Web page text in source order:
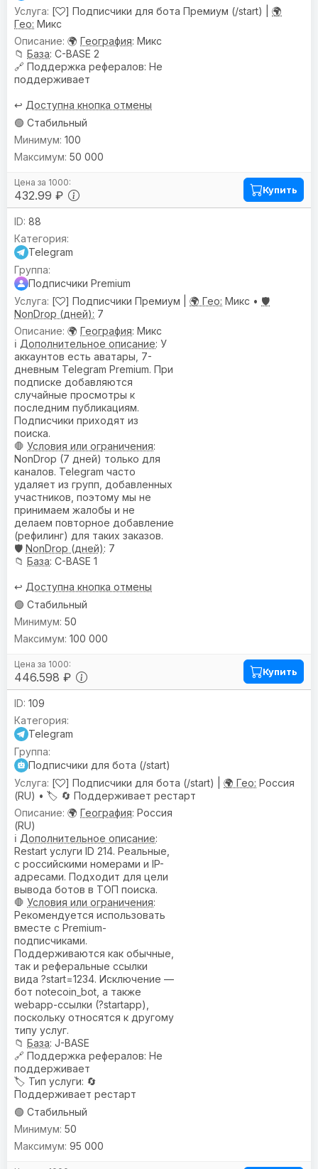
[
] Подписчики для бота Премиум (/start) | 🌍
Гео: Микс
🌍 География: Микс
📁 База: C-BASE 2
🔗 Поддержка рефералов: Не
поддерживает
↩️ Доступна кнопка отмены
🟢 Стабильный
432.99 ₽
100
50 000
Купить
88
Telegram
Подписчики Premium
[
] Подписчики Премиум | 🌍 Гео: Микс • 🛡️
NonDrop (дней): 7
🌍 География: Микс
ℹ️ Дополнительное описание: У
аккаунтов есть аватары, 7-
дневным Telegram Premium. При
подписке добавляются
случайные просмотры к
последним публикациям.
Подписчики приходят из
поиска.
🛑 Условия или ограничения:
NonDrop (7 дней) только для
каналов. Telegram часто
удаляет из групп, добавленных
участников, поэтому мы не
принимаем жалобы и не
делаем повторное добавление
(рефилинг) для таких заказов.
🛡️ NonDrop (дней): 7
📁 База: C-BASE 1
↩️ Доступна кнопка отмены
🟢 Стабильный
446.598 ₽
50
100 000
Купить
109
Telegram
Подписчики для бота (/start)
[
] Подписчики для бота (/start) | 🌍 Гео: Россия
(RU) • 🏷️ 🔄 Поддерживает рестарт
🌍 География: Россия
(RU)
ℹ️ Дополнительное описание:
Restart услуги ID 214. Реальные,
с российскими номерами и IP-
адресами. Подходит для цели
вывода ботов в ТОП поиска.
🛑 Условия или ограничения:
Рекомендуется использовать
вместе с Premium-
подписчиками.
Поддерживаются как обычные,
так и реферальные ссылки
вида ?start=1234. Исключение —
бот notecoin_bot, а также
webapp-ссылки (?startapp),
поскольку относятся к другому
типу услуг.
📁 База: J-BASE
🔗 Поддержка рефералов: Не
поддерживает
🏷️ Тип услуги: 🔄
Поддерживает рестарт
🟢 Стабильный
50
95 000